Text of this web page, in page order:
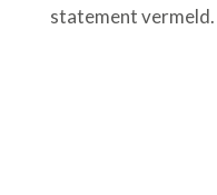
statement vermeld.